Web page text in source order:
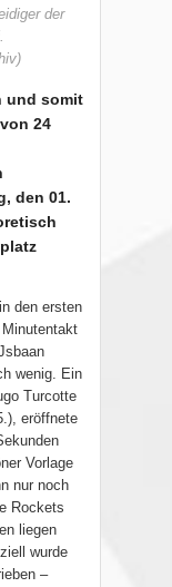
der
und somit
24
den 01.
den ersten
wenig. Ein
Turcotte
eröffnete
Vorlage
nur noch
Rockets
liegen
wurde
–